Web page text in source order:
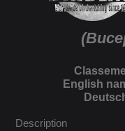
English
Description